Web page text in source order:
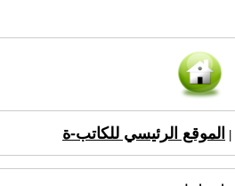
الموقع الرئيسي للكاتب-ة